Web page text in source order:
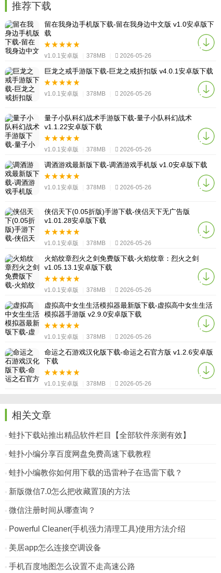
推荐下载
留在我身边手机版下载-留在我身边中文版 v1.0安卓版下
载
v1.0.1安卓版 378MB 2026-05-26
巨龙之戒手游版下载-巨龙之戒折扣版 v4.0.1安卓版下载
v1.0.1安卓版 378MB 2026-05-26
量子小队科幻战术手游版下载-量子小队科幻战术
v1.1.22安卓版下载
v1.0.1安卓版 378MB 2026-05-26
调酒游戏最新版下载-调酒游戏手机版 v1.0安卓版下载
v1.0.1安卓版 378MB 2026-05-26
侠侣天下(0.05折版)手游下载-侠侣天下无广告版
v1.01.28安卓版下载
v1.0.1安卓版 378MB 2026-05-26
火焰纹章烈火之剑免费版下载-火焰纹章：烈火之剑
v1.05.13.1安卓版下载
v1.0.1安卓版 378MB 2026-05-26
虚拟高中女生生活模拟器最新版下载-虚拟高中女生生活
模拟器手游版 v2.9.0安卓版下载
v1.0.1安卓版 378MB 2026-05-26
命运之石游戏汉化版下载-命运之石官方版 v1.2.6安卓版
下载
v1.0.1安卓版 378MB 2026-05-26
相关文章
蛙扑下载站推出精品软件栏目【全部软件亲测有效】
蛙扑小编分享百度网盘免费高速下载教程
蛙扑小编教你如何用下载的迅雷种子在迅雷下载？
新版微信7.0怎么把收藏置顶的方法
微信注册时间从哪查询？
Powerful Cleaner(手机强力清理工具)使用方法介绍
美居app怎么连接空调设备
手机百度地图怎么设置不走高速公路